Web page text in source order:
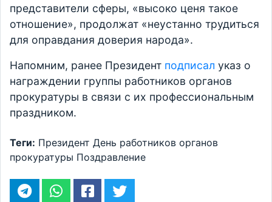
представители сферы, «высоко ценя такое
отношение», продолжат «неустанно трудиться
для оправдания доверия народа».
Напомним, ранее Президент подписал указ о
награждении группы работников органов
прокуратуры в связи с их профессиональным
праздником.
Теги: Президент День работников органов
прокуратуры Поздравление